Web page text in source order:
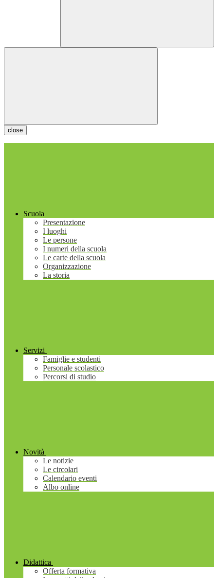
close
Scuola
Presentazione
I luoghi
Le persone
I numeri della scuola
Le carte della scuola
Organizzazione
La storia
Servizi
Famiglie e studenti
Personale scolastico
Percorsi di studio
Novità
Le notizie
Le circolari
Calendario eventi
Albo online
Didattica
Offerta formativa